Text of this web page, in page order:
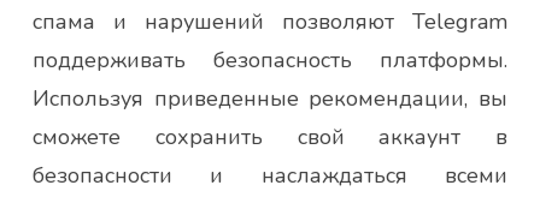
спама и нарушений позволяют Telegram
поддерживать безопасность платформы.
Используя приведенные рекомендации, вы
сможете сохранить свой аккаунт в
безопасности и наслаждаться всеми